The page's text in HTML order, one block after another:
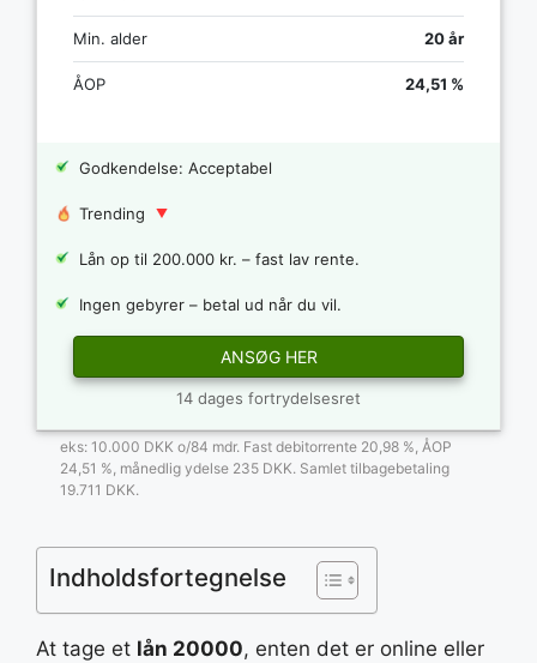
Min. alder 20 år
ÅOP 24,51 %
Godkendelse: Acceptabel
Trending
Lån op til 200.000 kr. – fast lav rente.
Ingen gebyrer – betal ud når du vil.
ANSØG HER
14 dages fortrydelsesret
eks: 10.000 DKK o/84 mdr. Fast debitorrente 20,98 %, ÅOP
24,51 %, månedlig ydelse 235 DKK. Samlet tilbagebetaling
19.711 DKK.
Indholdsfortegnelse
At tage et lån 20000, enten det er online eller